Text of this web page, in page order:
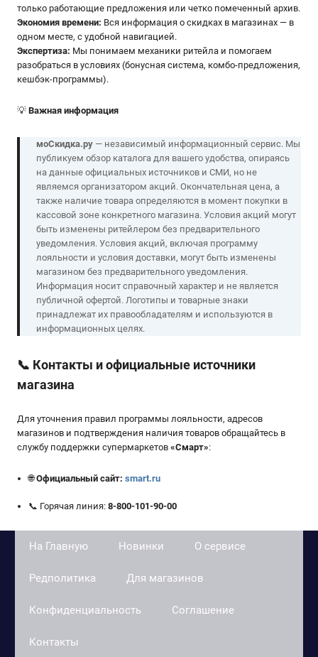
только работающие предложения или четко помеченный архив.
Экономия времени: Вся информация о скидках в магазинах — в
одном месте, с удобной навигацией.
Экспертиза: Мы понимаем механики ритейла и помогаем
разобраться в условиях (бонусная система, комбо-предложения,
кешбэк-программы).
💡 Важная информация
моСкидка.ру— независимый информационный сервис. Мы
публикуем обзор каталога для вашего удобства, опираясь
на данные официальных источников и СМИ, но не
являемся организатором акций. Окончательная цена, а
также наличие товара определяются в момент покупки в
кассовой зоне конкретного магазина. Условия акций могут
быть изменены ритейлером без предварительного
уведомления. Условия акций, включая программу
лояльности и условия доставки, могут быть изменены
магазином без предварительного уведомления.
Информация носит справочный характер и не является
публичной офертой. Логотипы и товарные знаки
принадлежат их правообладателям и используются в
информационных целях.
📞 Контакты и официальные источники
магазина
Для уточнения правил программы лояльности, адресов
магазинов и подтверждения наличия товаров обращайтесь в
службу поддержки супермаркетов «Смарт»:
🌐Официальный сайт: smart.ru
📞 Горячая линия:8-800-101-90-00
На Главную Новинки О сервисе
Редполитика Для магазинов
Конфиденциальность Соглашение
Контакты